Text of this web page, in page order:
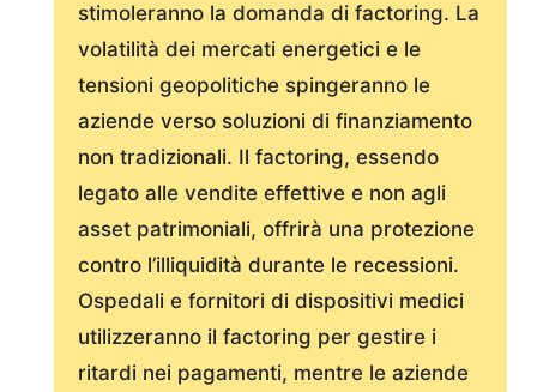
stimoleranno la domanda di factoring. La
volatilità dei mercati energetici e le
tensioni geopolitiche spingeranno le
aziende verso soluzioni di finanziamento
non tradizionali. Il factoring, essendo
legato alle vendite effettive e non agli
asset patrimoniali, offrirà una protezione
contro l’illiquidità durante le recessioni.
Ospedali e fornitori di dispositivi medici
utilizzeranno il factoring per gestire i
ritardi nei pagamenti, mentre le aziende